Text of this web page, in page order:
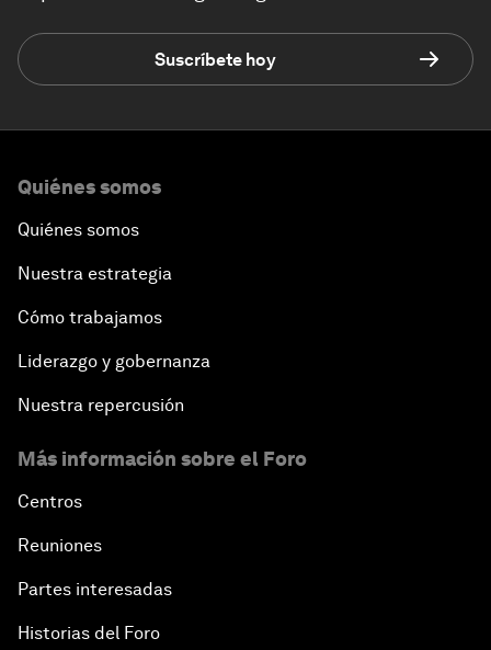
Suscríbete hoy
Quiénes somos
Quiénes somos
Nuestra estrategia
Cómo trabajamos
Liderazgo y gobernanza
Nuestra repercusión
Más información sobre el Foro
Centros
Reuniones
Partes interesadas
Historias del Foro